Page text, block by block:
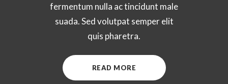
fermentum nulla ac tincidunt male
suada. Sed volutpat semper elit
quis pharetra.
READ MORE